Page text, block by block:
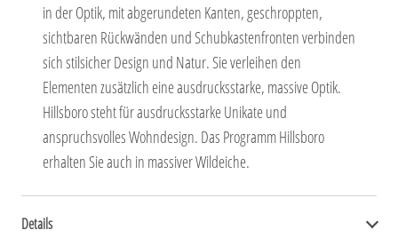
in der Optik, mit abgerundeten Kanten, geschroppten,
sichtbaren Rückwänden und Schubkastenfronten verbinden
sich stilsicher Design und Natur. Sie verleihen den
Elementen zusätzlich eine ausdrucksstarke, massive Optik.
Hillsboro steht für ausdrucksstarke Unikate und
anspruchsvolles Wohndesign. Das Programm Hillsboro
erhalten Sie auch in massiver Wildeiche.
Details